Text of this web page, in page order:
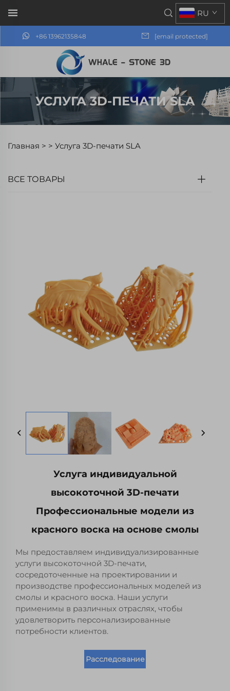
+86 13962135848 [email protected]
RU
УСЛУГА 3D-ПЕЧАТИ SLA
Главная > > Услуга 3D-печати SLA
ВСЕ ТОВАРЫ
Услуга индивидуальной
высокоточной 3D-печати
Профессиональные модели из
красного воска на основе смолы
Мы предоставляем индивидуализированные
услуги высокоточной 3D-печати,
сосредоточенные на проектировании и
производстве профессиональных моделей из
смолы и красного воска. Наши услуги
применимы в различных отраслях, чтобы
удовлетворить персонализированные
потребности клиентов.
Расследование